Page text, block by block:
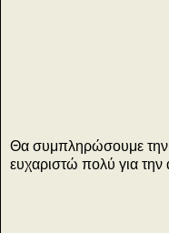
Θα συμπληρώσουμε την
ευχαριστώ πολύ για